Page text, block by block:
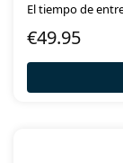
El tiempo de
€49.95